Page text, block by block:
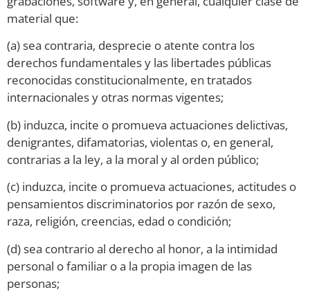
material que:
(a) sea contraria, desprecie o atente contra los
derechos fundamentales y las libertades públicas
reconocidas constitucionalmente, en tratados
internacionales y otras normas vigentes;
(b) induzca, incite o promueva actuaciones delictivas,
denigrantes, difamatorias, violentas o, en general,
contrarias a la ley, a la moral y al orden público;
(c) induzca, incite o promueva actuaciones, actitudes o
pensamientos discriminatorios por razón de sexo,
raza, religión, creencias, edad o condición;
(d) sea contrario al derecho al honor, a la intimidad
personal o familiar o a la propia imagen de las
personas;